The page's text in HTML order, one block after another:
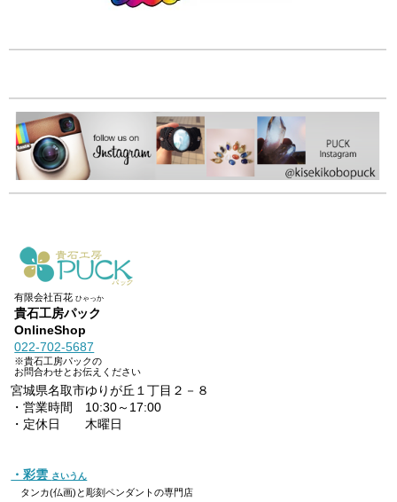
有限会社百花ひゃっか
貴石工房パック
OnlineShop
022-702-5687
※貴石工房パックの
お問合わせとお伝えください
宮城県名取市ゆりが丘１丁目２－８
・営業時間 10:30～17:00
・定休日 木曜日
・彩雲 さいうん
タンカ(仏画)と彫刻ペンダントの専門店